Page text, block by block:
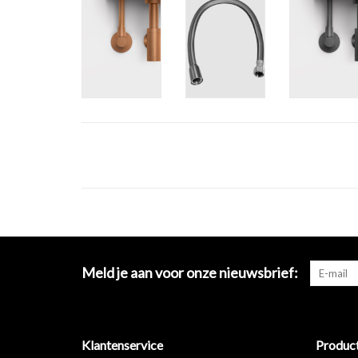
Meld je aan voor onze nieuwsbrief:
Klantenservice